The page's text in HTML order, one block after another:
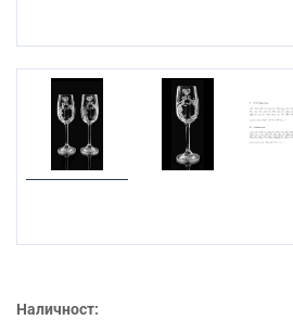
Наличност: